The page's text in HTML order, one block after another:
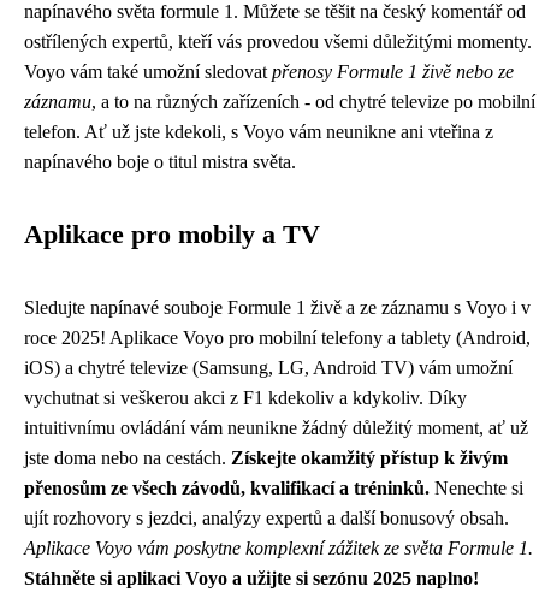
napínavého světa formule 1. Můžete se těšit na český komentář od
ostřílených expertů, kteří vás provedou všemi důležitými momenty.
Voyo vám také umožní sledovat přenosy Formule 1 živě nebo ze
záznamu, a to na různých zařízeních - od chytré televize po mobilní
telefon. Ať už jste kdekoli, s Voyo vám neunikne ani vteřina z
napínavého boje o titul mistra světa.
Aplikace pro mobily a TV
Sledujte napínavé souboje Formule 1 živě a ze záznamu s Voyo i v
roce 2025! Aplikace Voyo pro mobilní telefony a tablety (Android,
iOS) a chytré televize (Samsung, LG, Android TV) vám umožní
vychutnat si veškerou akci z F1 kdekoliv a kdykoliv. Díky
intuitivnímu ovládání vám neunikne žádný důležitý moment, ať už
jste doma nebo na cestách. Získejte okamžitý přístup k živým
přenosům ze všech závodů, kvalifikací a tréninků. Nenechte si
ujít rozhovory s jezdci, analýzy expertů a další bonusový obsah.
Aplikace Voyo vám poskytne komplexní zážitek ze světa Formule 1.
Stáhněte si aplikaci Voyo a užijte si sezónu 2025 naplno!